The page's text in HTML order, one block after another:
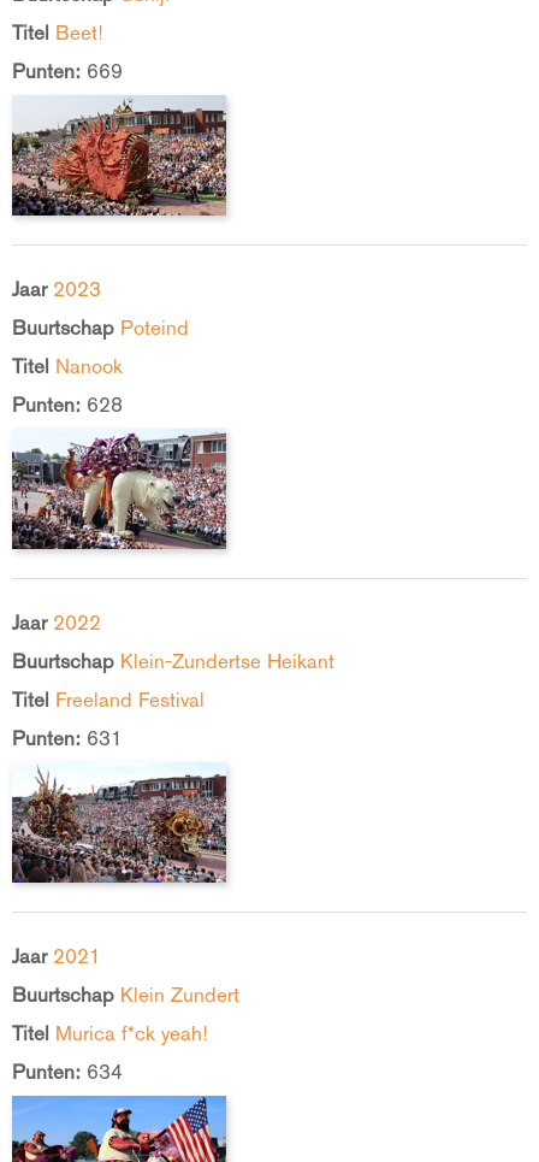
Titel Beet!
Punten: 669
Jaar 2023
Buurtschap Poteind
Titel Nanook
Punten: 628
Jaar 2022
Buurtschap Klein-Zundertse Heikant
Titel Freeland Festival
Punten: 631
Jaar 2021
Buurtschap Klein Zundert
Titel Murica f*ck yeah!
Punten: 634